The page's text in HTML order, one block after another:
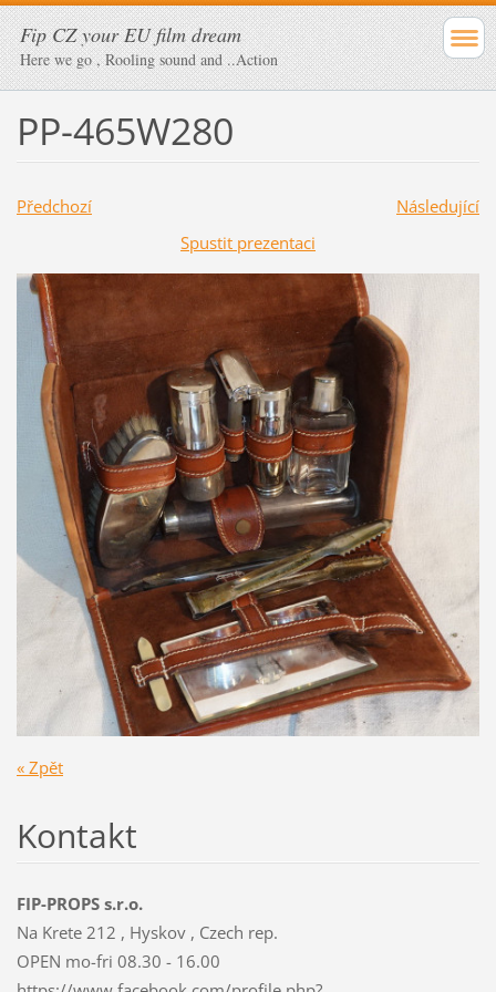
Fip CZ your EU film dream
Here we go , Rooling sound and ..Action
PP-465W280
Předchozí
Následující
Spustit prezentaci
« Zpět
Kontakt
FIP-PROPS s.r.o.
Na Krete 212 , Hyskov , Czech rep.
OPEN mo-fri 08.30 - 16.00